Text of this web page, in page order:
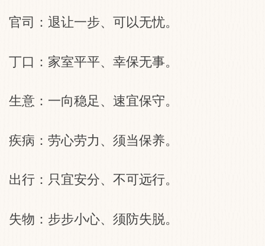
官司：退让一步、可以无忧。
丁口：家室平平、幸保无事。
生意：一向稳足、速宜保守。
疾病：劳心劳力、须当保养。
出行：只宜安分、不可远行。
失物：步步小心、须防失脱。